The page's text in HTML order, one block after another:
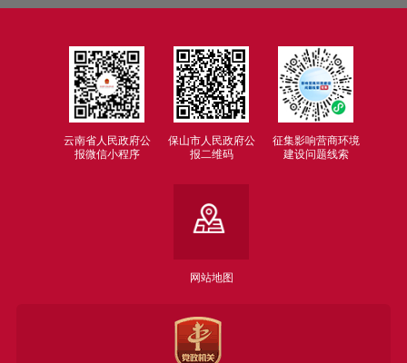
云南省人民政府公
报微信小程序
保山市人民政府公
报二维码
征集影响营商环境
建设问题线索
网站地图